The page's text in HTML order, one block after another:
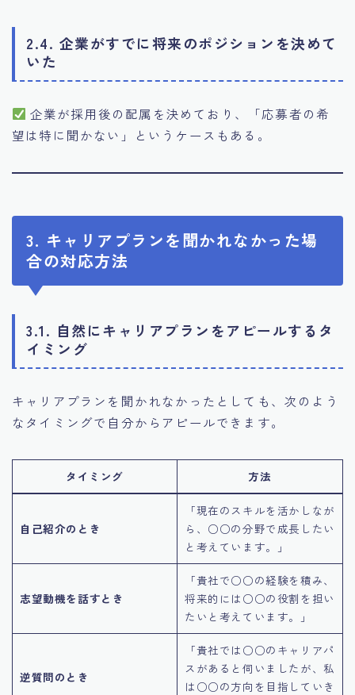
2.4. 企業がすでに将来のポジションを決めて
いた
企業が採用後の配属を決めており、「応募者の希
望は特に聞かない」というケースもある。
3. キャリアプランを聞かれなかった場
合の対応方法
3.1. 自然にキャリアプランをアピールするタ
イミング
キャリアプランを聞かれなかったとしても、次のよう
なタイミングで自分からアピールできます。
タイミング 方法
自己紹介のとき
「現在のスキルを活かしなが
ら、○○の分野で成長したい
と考えています。」
志望動機を話すとき
「貴社で○○の経験を積み、
将来的には○○の役割を担い
たいと考えています。」
逆質問のとき
「貴社では○○のキャリアパ
スがあると伺いましたが、私
は○○の方向を目指していき